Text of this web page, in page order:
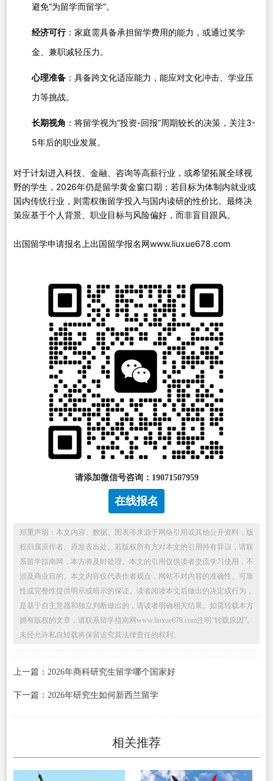
避免“为留学而留学”。
经济可行：家庭需具备承担留学费用的能力，或通过奖学
金、兼职减轻压力。
心理准备：具备跨文化适应能力，能应对文化冲击、学业压
力等挑战。
长期视角 ：将留学视为“投资-回报”周期较长的决策，关注3-
5年后的职业发展。
对于计划进入科技、金融、咨询等高薪行业，或希望拓展全球视
野的学生，2026年仍是留学黄金窗口期；若目标为体制内就业或
国内传统行业，则需权衡留学投入与国内读研的性价比。最终决
策应基于个人背景、职业目标与风险偏好，而非盲目跟风。
出国留学申请报名上出国留学报名网www.liuxue678.com
请添加微信号咨询：19071507959
在线报名
郑重声明：本文内容、数据、图表等来源于网络引用或其他公开资料，版
权归属原作者、原发表出处。若版权所有方对本文的引用持有异议，请联
系留学指南网，本方将及时处理。本文的引用仅供读者交流学习使用，不
涉及商业目的。本文内容仅代表作者观点，网站不对内容的准确性、可靠
性或完整性提供明示或暗示的保证。读者阅读本文后做出的决定或行为，
是基于自主意愿和独立判断做出的，请读者明确相关结果。如需转载本方
拥有版权的文章，请联系留学指南网www.liuxue678.com注明“转载原因”。
未经允许私自转载将保留追究其法律责任的权利。
上一篇：2026年商科研究生留学哪个国家好
下一篇：2026年研究生如何新西兰留学
相关推荐